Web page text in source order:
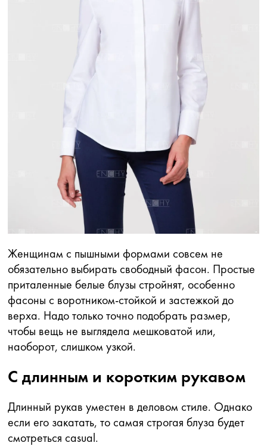
Женщинам с пышными формами совсем не
обязательно выбирать свободный фасон. Простые
приталенные белые блузы стройнят, особенно
фасоны с воротником-стойкой и застежкой до
верха. Надо только точно подобрать размер,
чтобы вещь не выглядела мешковатой или,
наоборот, слишком узкой.
С длинным и коротким рукавом
Длинный рукав уместен в деловом стиле. Однако
если его закатать, то самая строгая блуза будет
смотреться casual.